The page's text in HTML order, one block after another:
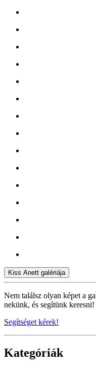
Kiss Anett galériája
Nem találsz olyan képet a
nekünk, és segítünk keresni!
Segítséget kérek!
Kategóriák